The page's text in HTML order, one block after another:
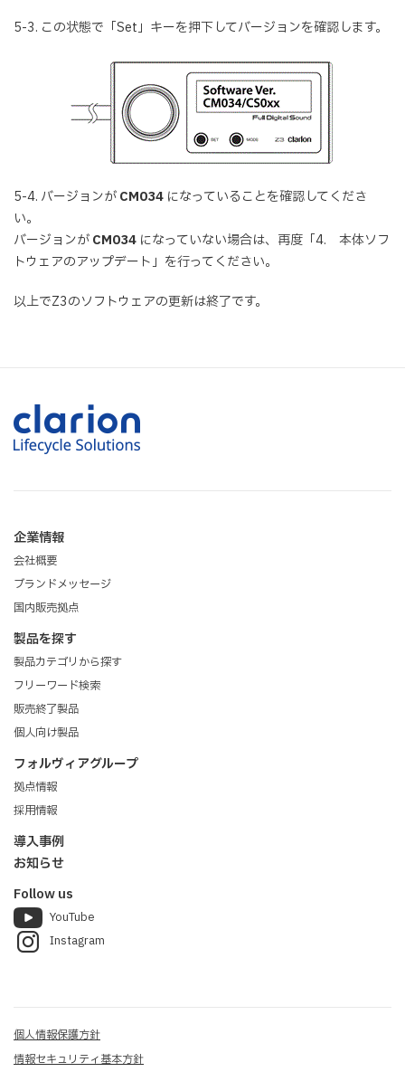
5-3. この状態で「Set」キーを押下してバージョンを確認します。
5-4. バージョンがCM034 になっていることを確認してくださ
い。
バージョンがCM034 になっていない場合は、再度「4. 本体ソフ
トウェアのアップデート」を行ってください。
以上でZ3のソフトウェアの更新は終了です。
企業情報
会社概要
ブランドメッセージ
国内販売拠点
製品を探す
製品カテゴリから探す
フリーワード検索
販売終了製品
個人向け製品
フォルヴィアグループ
拠点情報
採用情報
導入事例
お知らせ
Follow us
YouTube
Instagram
個人情報保護方針
情報セキュリティ基本方針